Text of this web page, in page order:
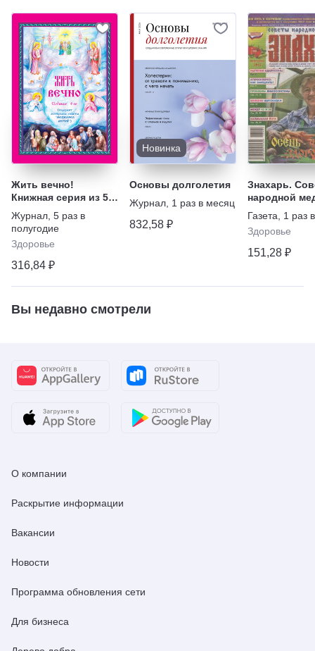
Жить вечно!
Книжная серия из 5
изданий
Журнал 5 раз в
полугодие
Здоровье
316,84 ₽
Новинка
Основы долголетия
Журнал 1 раз в месяц
832,58 ₽
Знахарь.
народной
Газета
1 раз
Здоровье
151,28 ₽
Вы недавно смотрели
О компании
Раскрытие информации
Вакансии
Новости
Программа обновления сети
Для бизнеса